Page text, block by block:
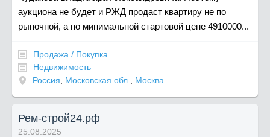
аукциона не будет и РЖД продаст квартиру не по
рыночной, а по минимальной стартовой цене 4910000...
Продажа / Покупка
Недвижимость
Россия
Московская обл. Москва
Рем-строй24.рф
25.08.2025